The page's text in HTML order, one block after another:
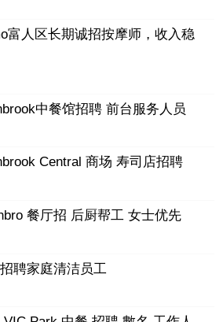
富人区长期诚招按摩师，收入稳
中餐馆招聘 前台服务人员
Central 商场 寿司店招聘
餐厅招 后厨帮工 女士优先
聘家庭清洁员工